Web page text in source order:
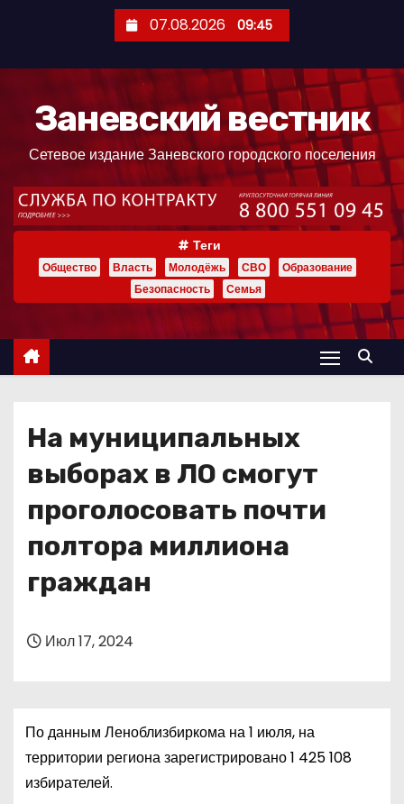
ж
07.08.2026 09:45
Заневский вестник
Сетевое издание Заневского городского поселения
Теги
Общество Власть Молодёжь СВО
Образование
Безопасность
Семья
На муниципальных
выборах в ЛО смогут
проголосовать почти
полтора миллиона
граждан
Июл 17, 2024
По данным Леноблизбиркома на 1 июля, на
территории региона зарегистрировано 1 425 108
избирателей.